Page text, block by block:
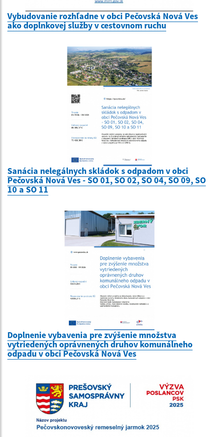
Vybudovanie rozhľadne v obci Pečovská Nová Ves
ako doplnkovej služby v cestovnom ruchu
Sanácia nelegálnych skládok s odpadom v obci
Pečovská Nová Ves - SO 01, SO 02, SO 04, SO 09, SO
10 a SO 11
Doplnenie vybavenia pre zvýšenie množstva
vytriedených oprávnených druhov komunálneho
odpadu v obci Pečovská Nová Ves